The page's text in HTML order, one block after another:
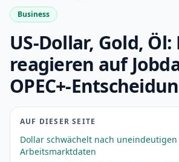
Business
US-Dollar, Gold,
reagieren auf
OPEC+-
AUF DIESER SEITE
Dollar schwächelt nach uneindeutigen
Arbeitsmarktdaten